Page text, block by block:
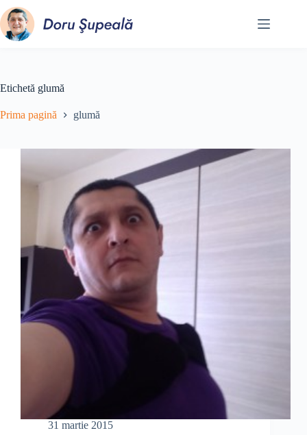
Sari
la
conținut
Etichetă glumă
Prima pagină glumă
31 martie 2015